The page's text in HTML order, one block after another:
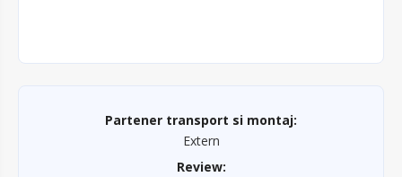
Partener transport si montaj:
Extern
Review: